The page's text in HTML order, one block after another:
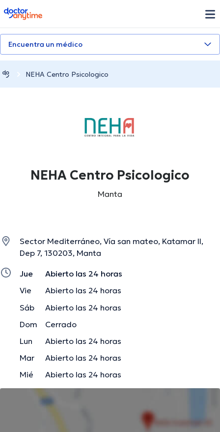
doctoranytime
Encuentra un médico
NEHA Centro Psicologico
NEHA Centro Psicologico
Manta
Sector Mediterráneo, Vía san mateo, Katamar II,
Dep 7, 130203, Manta
Jue
Abierto las 24 horas
Vie
Abierto las 24 horas
Sáb
Abierto las 24 horas
Dom
Cerrado
Lun
Abierto las 24 horas
Mar
Abierto las 24 horas
Mié
Abierto las 24 horas